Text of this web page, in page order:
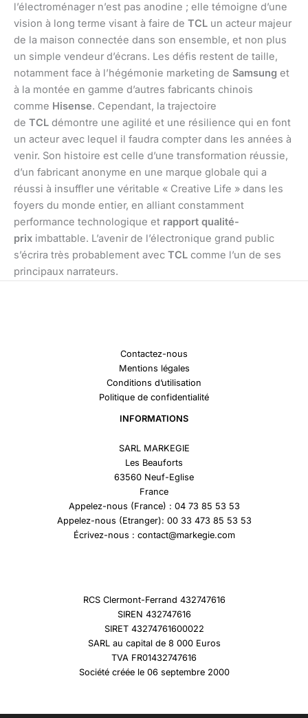
l’électroménager n’est pas anodine ; elle témoigne d’une
vision à long terme visant à faire de TCL un acteur majeur
de la maison connectée dans son ensemble, et non plus
un simple vendeur d’écrans. Les défis restent de taille,
notamment face à l’hégémonie marketing de Samsung et
à la montée en gamme d’autres fabricants chinois
comme Hisense. Cependant, la trajectoire
de TCL démontre une agilité et une résilience qui en font
un acteur avec lequel il faudra compter dans les années à
venir. Son histoire est celle d’une transformation réussie,
d’un fabricant anonyme en une marque globale qui a
réussi à insuffler une véritable « Creative Life » dans les
foyers du monde entier, en alliant constamment
performance technologique et rapport qualité-
prix imbattable. L’avenir de l’électronique grand public
s’écrira très probablement avec TCL comme l’un de ses
principaux narrateurs.
Contactez-nous
Mentions légales
Conditions d’utilisation
Politique de confidentialité
INFORMATIONS
SARL MARKEGIE
Les Beauforts
63560 Neuf-Eglise
France
Appelez-nous (France) : 04 73 85 53 53
Appelez-nous (Etranger): 00 33 473 85 53 53
Écrivez-nous : contact@markegie.com
RCS Clermont-Ferrand 432747616
SIREN 432747616
SIRET 43274761600022
SARL au capital de 8 000 Euros
TVA FR01432747616
Société créée le 06 septembre 2000